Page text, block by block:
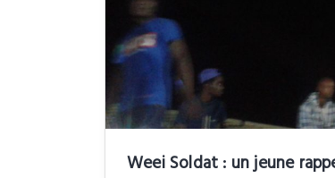
Weei Soldat : un jeune